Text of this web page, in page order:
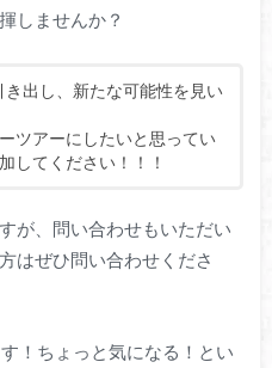
しませんか？
き出し、新たな可能性を見い
ツアーにしたいと思ってい
してください！！！
が、問い合わせもいただい
はぜひ問い合わせくださ
！ちょっと気になる！とい